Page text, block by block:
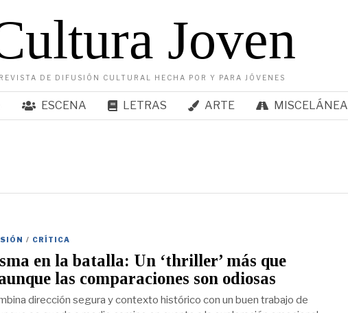
Joven
REVISTA DE DIFUSIÓN CULTURAL HECHA POR Y PARA JÓVENES
ESCENA LETRAS ARTE MISCELÁNEA
/ CRÍTICA
en la batalla: Un ‘thriller’ más que
las comparaciones son odiosas
dirección segura y contexto histórico con un buen trabajo de